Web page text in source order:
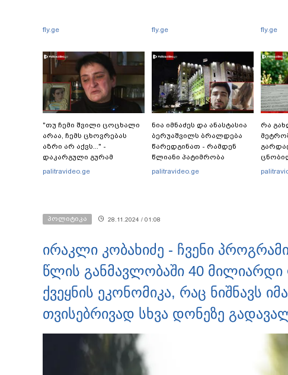
fly.ge fly.ge fly.ge
"თუ ჩემი შვილი ცოცხალი
არაა, ჩემს ცხოვრებას
აზრი არ აქვს..." -
დაკარგული გურამ
დადიანიძის დედის
palitravideo.ge
ნია იმნაძეს და ანასტასია
ბერუაშვილს ბრალდება
წარედგინათ - რამდენ
წლიანი პატიმრობა
ემუქრებათ
palitravideo.ge
რა
პასუხი
პოლიტიკა 28.11.2024 / 01:08
ირაკლი კობახიძე - ჩვენი
წლის განმავლობაში 40
ქვეყნის ეკონომიკა, რაც ნიშნავს
თვისებრივად სხვა დონეზე